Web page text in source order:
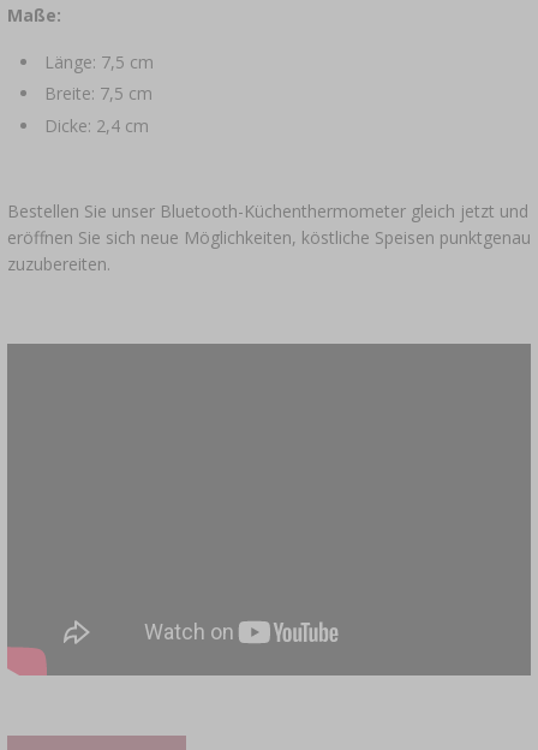
Maße:
Länge: 7,5 cm
Breite: 7,5 cm
Dicke: 2,4 cm
Bestellen Sie unser Bluetooth-Küchenthermometer gleich jetzt und
eröffnen Sie sich neue Möglichkeiten, köstliche Speisen punktgenau
zuzubereiten.